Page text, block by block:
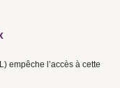
empêche l’accès à cette